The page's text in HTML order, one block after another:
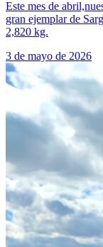
Este mes de
gran ejemplar de
2,820 kg.
3 de mayo de 2026